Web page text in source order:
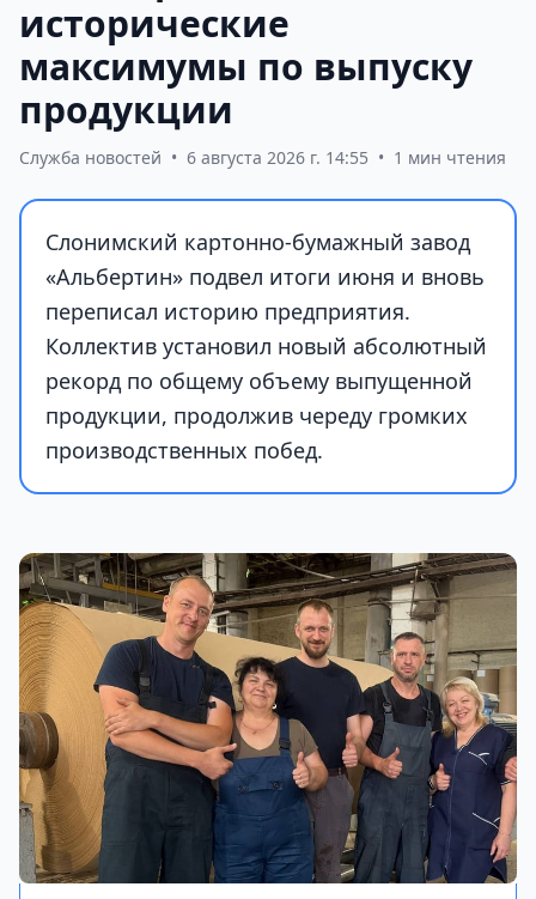
исторические
максимумы по выпуску
продукции
Служба новостей • 6 августа 2026 г. 14:55 • 1 мин чтения
Слонимский картонно-бумажный завод
«Альбертин» подвел итоги июня и вновь
переписал историю предприятия.
Коллектив установил новый абсолютный
рекорд по общему объему выпущенной
продукции, продолжив череду громких
производственных побед.